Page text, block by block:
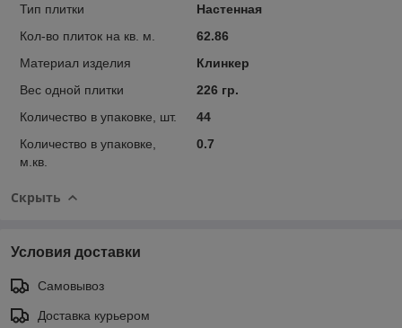
Тип плитки
Настенная
Кол-во плиток на кв. м.
62.86
Материал изделия
Клинкер
Вес одной плитки
226 гр.
Количество в упаковке, шт.
44
Количество в упаковке,
м.кв.
0.7
Скрыть
Условия доставки
Самовывоз
Доставка курьером